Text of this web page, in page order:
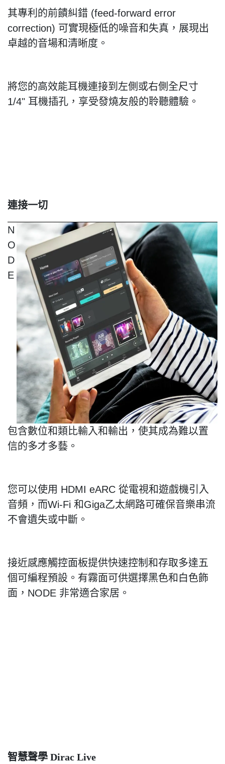
其專利的前饋糾錯 (feed-forward error
correction) 可實現極低的噪音和失真，展現出
卓越的音場和清晰度。
將您的高效能耳機連接到左側或右側全尺寸
1/4" 耳機插孔，享受發燒友般的聆聽體驗。
連接一切
N
O
D
E
包含數位和類比輸入和輸出，使其成為難以置
信的多才多藝。
您可以使用 HDMI eARC 從電視和遊戲機引入
音頻，而Wi-Fi 和Giga乙太網路可確保音樂串流
不會遺失或中斷。
接近感應觸控面板提供快速控制和存取多達五
個可編程預設。有霧面可供選擇黑色和白色飾
面， NODE 非常適合家居。
智慧聲學 Dirac Live